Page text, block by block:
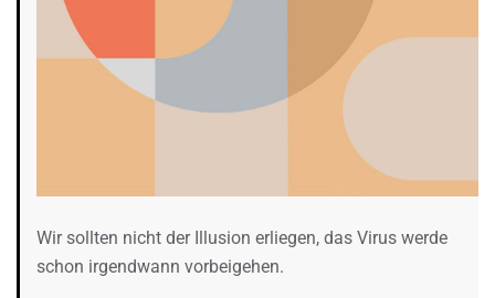
Wir sollten nicht der Illusion erliegen, das Virus werde
schon irgendwann vorbeigehen.